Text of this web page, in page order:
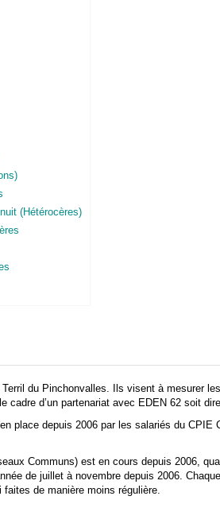
(Hétérocères)
du Pinchonvalles. Ils visent à mesurer
cadre d’un partenariat avec EDEN 62 soit
place depuis 2006 par les salariés du
Communs) est en cours depuis 2006,
de juillet à novembre depuis 2006.
de manière moins régulière.